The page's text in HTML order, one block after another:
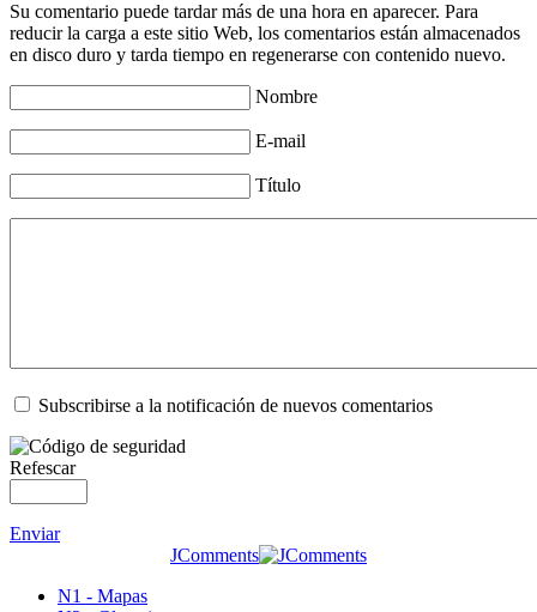
Su comentario puede tardar más de una hora en aparecer. Para
reducir la carga a este sitio Web, los comentarios están almacenados
en disco duro y tarda tiempo en regenerarse con contenido nuevo.
Nombre
E-mail
Título
Subscribirse a la notificación de nuevos comentarios
Refescar
Enviar
JComments
N1 - Mapas